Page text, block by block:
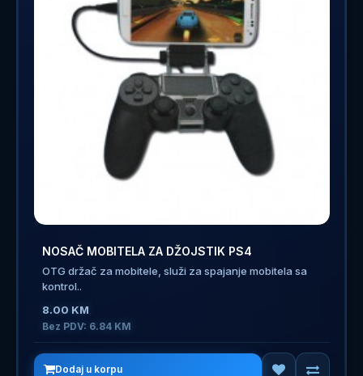
NOSAČ MOBITELA ZA DŽOJSTIK PS4
OTG držač za mobitele, služi za spajanje mobitela sa
kontrol..
8.00 KM
Bez PDV: 6.84 KM
Dodaj u korpu